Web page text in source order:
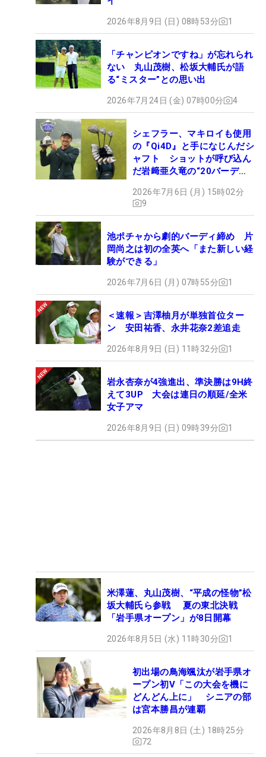
2026年8月9日 (日) 08時53分 1
「チャンピオンですね」が忘れられ
ない 丸山茂樹、松坂大輔氏が語
る“ミスター”との思い出
2026年7月24日 (金) 07時00分 4
シェフラー、マキロイも使用
の『Qi4D』と手になじんだシ
ャフト ショットが呼び込ん
だ岩﨑亜久竜の“20バーデ
2026年7月6日 (月) 15時02分
9
池ポチャから劇的バーディ締め 片
岡尚之は初の全英へ「また新しい経
験ができる」
2026年7月6日 (月) 07時55分 1
＜速報＞吉澤柚月が単独首位ター
ン 安田祐香、永井花奈2差追走
2026年8月9日 (日) 11時32分 1
岩永杏奈が4強進出、準決勝は9H終
えて3UP 大会は連日の順延/全米
女子アマ
2026年8月9日 (日) 09時39分 1
米澤蓮、丸山茂樹、“平成の怪物”松
坂大輔氏ら参戦 夏の東北決戦
「岩手県オープン」が8日開幕
2026年8月5日 (水) 11時30分 1
初出場の鳥海颯汰が岩手県オ
ープン初V「この大会を機に
どんどん上に」 シニアの部
は宮本勝昌が連覇
2026年8月8日 (土) 18時25分
72